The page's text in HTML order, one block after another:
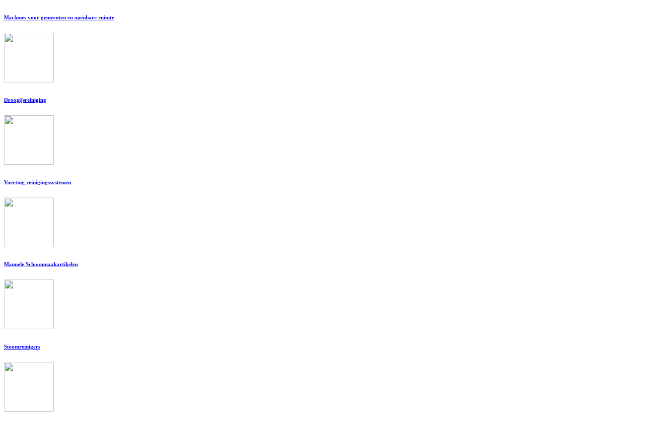
Machines voor gemeenten en openbare ruimte
Droogijsreiniging
Voertuig reinigingssystemen
Manuele Schoonmaakartikelen
Stoomreinigers